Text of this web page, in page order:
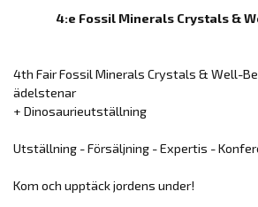
4:e Fossil Minerals Crystals &
4th Fair Fossil Minerals Crystals & Well-
ädelstenar
+ Dinosaurieutställning
Utställning - Försäljning - Expertis -
Kom och upptäck jordens under!